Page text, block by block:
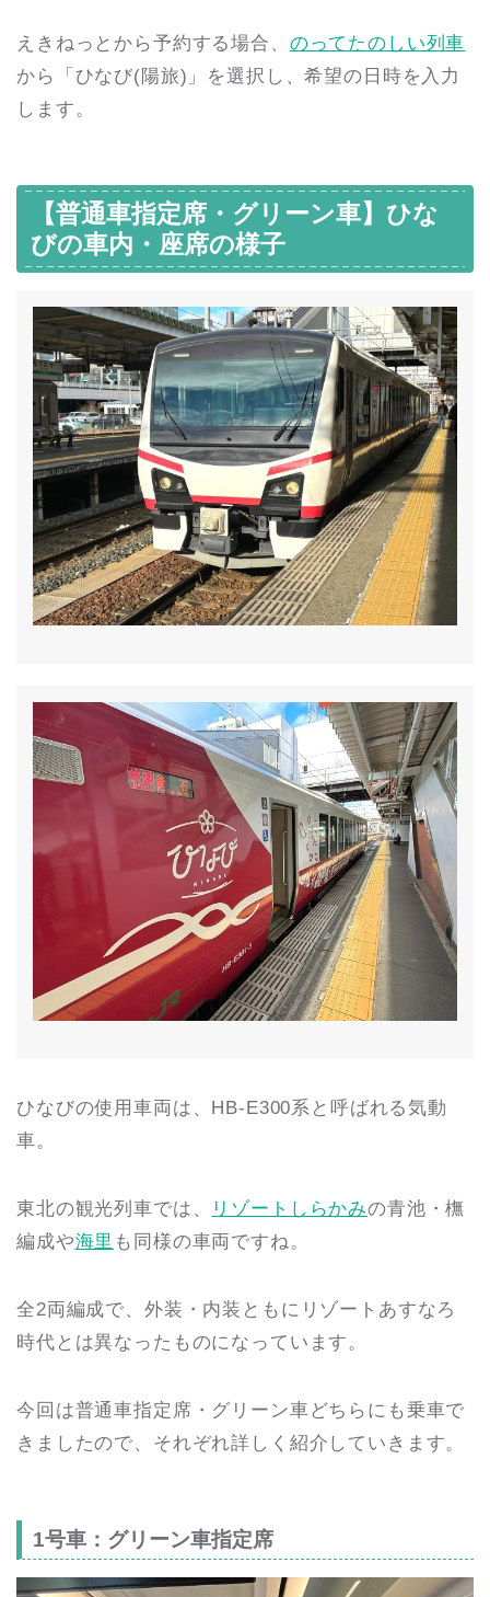
えきねっとから予約する場合、 のってたのしい列車
から「ひなび(陽旅)」を選択し、希望の日時を入力
します。
【普通車指定席・グリーン車】ひな
びの車内・座席の様子
ひなびの使用車両は、HB-E300系と呼ばれる気動
車。
東北の観光列車では、 リゾートしらかみの青池・橅
編成や海里 も同様の車両ですね。
全2両編成で、外装・内装ともにリゾートあすなろ
時代とは異なったものになっています。
今回は普通車指定席・グリーン車どちらにも乗車で
きましたので、それぞれ詳しく紹介していきます。
1号車：グリーン車指定席